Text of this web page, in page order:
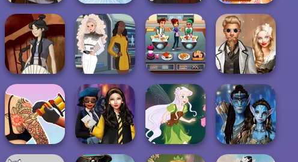
Firebender Zuko Ice Ballerina Gothic Heroine
ASMR Pet
Treatment
Waterbender:
Katara
Trekkie Meiker
F/F
Cooking Cafe
Food Chef
Steampunk
Wedding